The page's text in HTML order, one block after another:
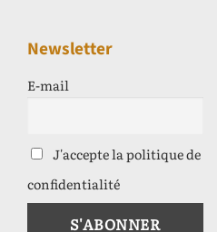
Newsletter
E-mail
J'accepte la politique de
confidentialité